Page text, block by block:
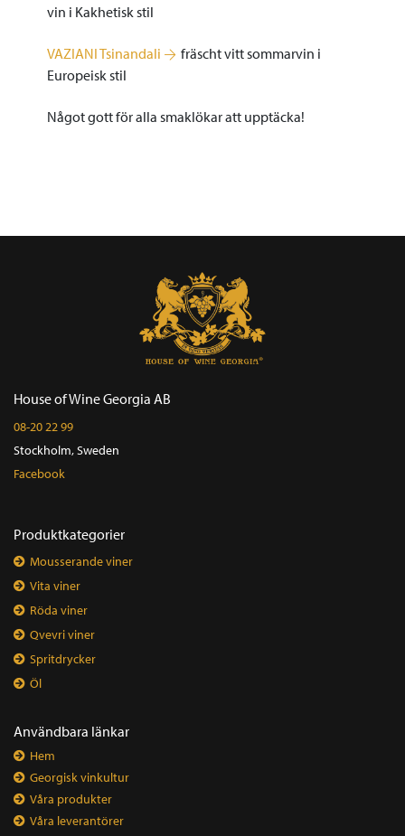
vin i Kakhetisk stil
VAZIANI Tsinandali
fräscht vitt sommarvin i
Europeisk stil
Något gott för alla smaklökar att upptäcka!
House of Wine Georgia AB
08-20 22 99
Stockholm, Sweden
Facebook
Produktkategorier
Mousserande viner
Vita viner
Röda viner
Qvevri viner
Spritdrycker
Öl
Användbara länkar
Hem
Georgisk vinkultur
Våra produkter
Våra leverantörer